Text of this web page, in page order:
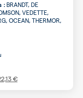
: BRANDT, DE
VEDETTE,
OCEAN, THERMOR,
€